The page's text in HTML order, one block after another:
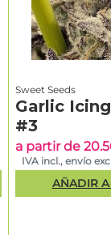
Sweet Seeds
Garlic
#3
a partir de
IVA incl., envío
AÑADIR A